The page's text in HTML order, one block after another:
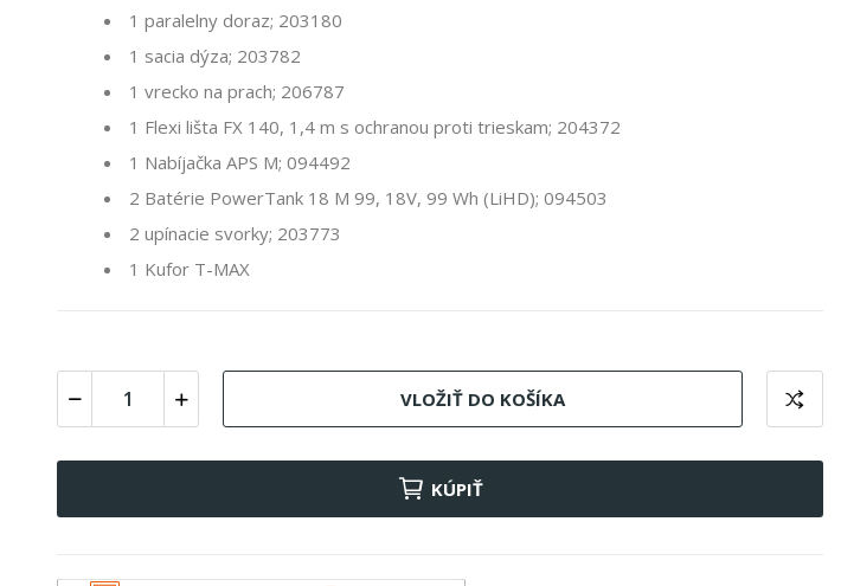
1 paralelny doraz; 203180
1 sacia dýza; 203782
1 vrecko na prach; 206787
1 Flexi lišta FX 140, 1,4 m s ochranou proti trieskam; 204372
1 Nabíjačka APS M; 094492
2 Batérie PowerTank 18 M 99, 18V, 99 Wh (LiHD); 094503
2 upínacie svorky; 203773
1 Kufor T-MAX
VLOŽIŤ DO KOŠÍKA
KÚPIŤ